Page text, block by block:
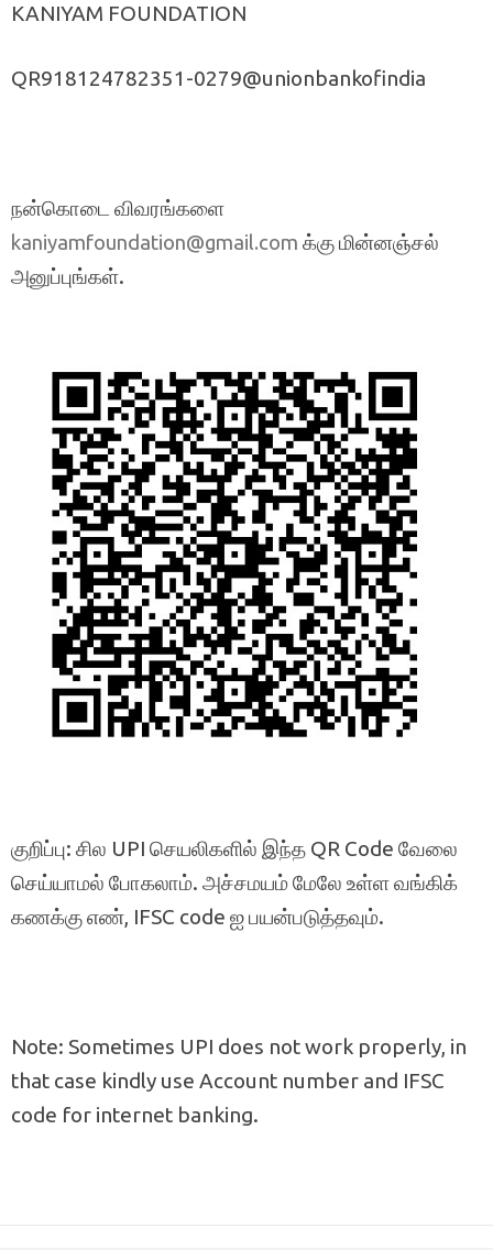
KANIYAM FOUNDATION
QR918124782351-0279@unionbankofindia
நன்கொடை விவரங்களை
kaniyamfoundation@gmail.com க்கு மின்னஞ்சல்
அனுப்புங்கள்.
குறிப்பு: சில UPI செயலிகளில் இந்த QR Code வேலை
செய்யாமல் போகலாம். அச்சமயம் மேலே உள்ள வங்கிக்
கணக்கு எண், IFSC code ஐ பயன்படுத்தவும்.
Note: Sometimes UPI does not work properly, in
that case kindly use Account number and IFSC
code for internet banking.